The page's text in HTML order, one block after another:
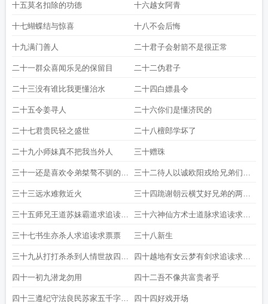
十五莫名扣除的功德 十六越女阿青
十七蝴蝶结与惊喜 十八不会后悔
十九满门善人 二十君子会射箭不是很正常
二十一群众喜闻乐见的保留目 二十二伪君子
二十三没有谁比我更懂治水 二十四白嫖县令
二十五令姜寻人 二十六你们是懂济民的
二十七君贵民轻之盛世 二十八檀郎学坏了
二十九小师妹真不把我当外人 三十赠珠
三十一还是喜欢令弟桀骜不驯的样
子帅比们新年好
三十二待人以诚欧阳戎给兄弟们拜
年啦
三十三远水难救近火 三十四跪谢朝云横艾好兄弟的两个
白银萌
三十五师兄王道苏妹霸道求追读求
票票
三十六神仙方术士道脉求追读求票
票
三十七书生亦杀人求追读求票票 三十八新生
三十九从打打杀杀到人情世故四千
字求追读求票票
四十越地有女云梦有剑求追读求票
票
四十一初九潜龙勿用 四十二吾不像共富贵者乎
四十三遵纪守法良民苏家五千字求 四十四好戏开场